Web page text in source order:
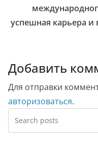
успешная карьера
Добавить
Для отправки
авторизоваться.